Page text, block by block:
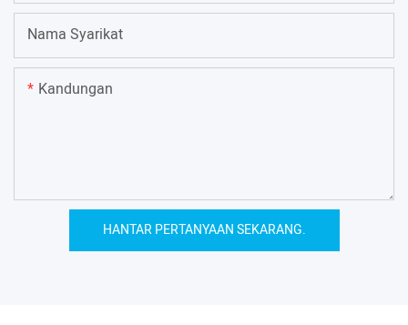
Nama Syarikat
Kandungan
HANTAR PERTANYAAN SEKARANG.